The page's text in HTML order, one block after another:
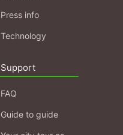
Press info
Technology
Support
FAQ
Guide to guide